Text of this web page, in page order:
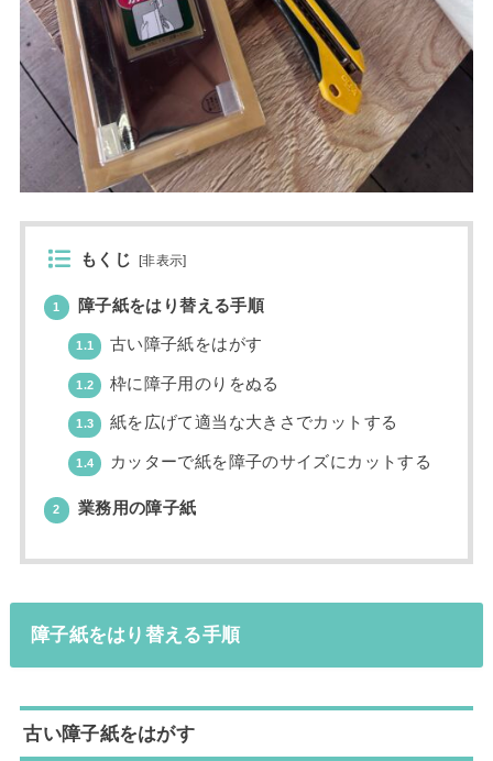
もくじ [非表示]
1 障子紙をはり替える手順
1.1 古い障子紙をはがす
1.2 枠に障子用のりをぬる
1.3 紙を広げて適当な大きさでカットする
1.4 カッターで紙を障子のサイズにカットする
2 業務用の障子紙
障子紙をはり替える手順
古い障子紙をはがす